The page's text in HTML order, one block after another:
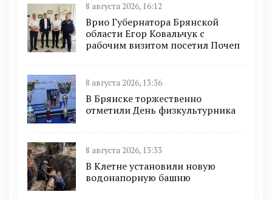
8 августа 2026, 16:12
Врио Губернатора Брянской
области Егор Ковальчук с
рабочим визитом посетил Почеп
8 августа 2026, 13:36
В Брянске торжественно
отметили День физкультурника
8 августа 2026, 13:33
В Клетне установили новую
водонапорную башню